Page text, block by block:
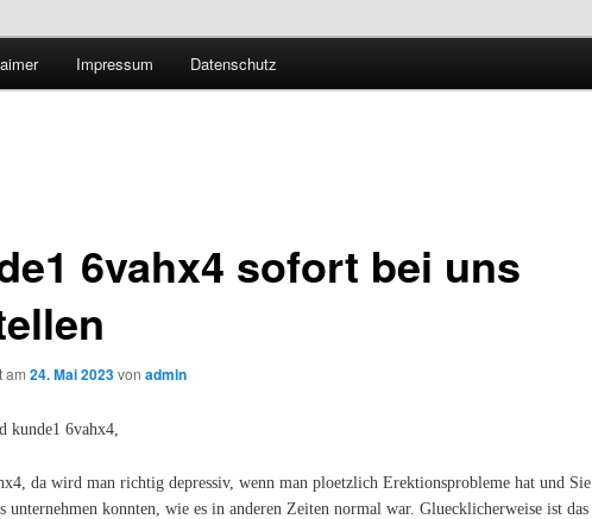
Forschung und Technologie
Impressum Datenschutz
6vahx4 sofort bei uns
am 24. Mai 2023von admin
kunde1 6vahx4,
da wird man richtig depressiv, wenn man ploetzlich Erektionsprobleme hat und Sie
unternehmen konnten, wie es in anderen Zeiten normal war. Gluecklicherweise ist das